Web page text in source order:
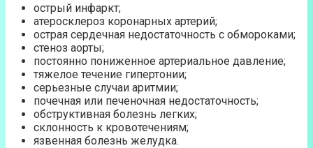
острый инфаркт;
атеросклероз коронарных артерий;
острая сердечная недостаточность с обмороками;
стеноз аорты;
постоянно пониженное артериальное давление;
тяжелое течение гипертонии;
серьезные случаи аритмии;
почечная или печеночная недостаточность;
обструктивная болезнь легких;
склонность к кровотечениям;
язвенная болезнь желудка.